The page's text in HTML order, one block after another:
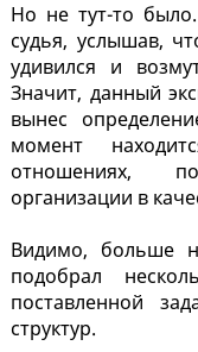
Но не тут-то
судья, услышав,
удивился и
Значит, данный
вынес
момент
отношениях,
организации в
Видимо, больше
подобрал
поставленной
структур.